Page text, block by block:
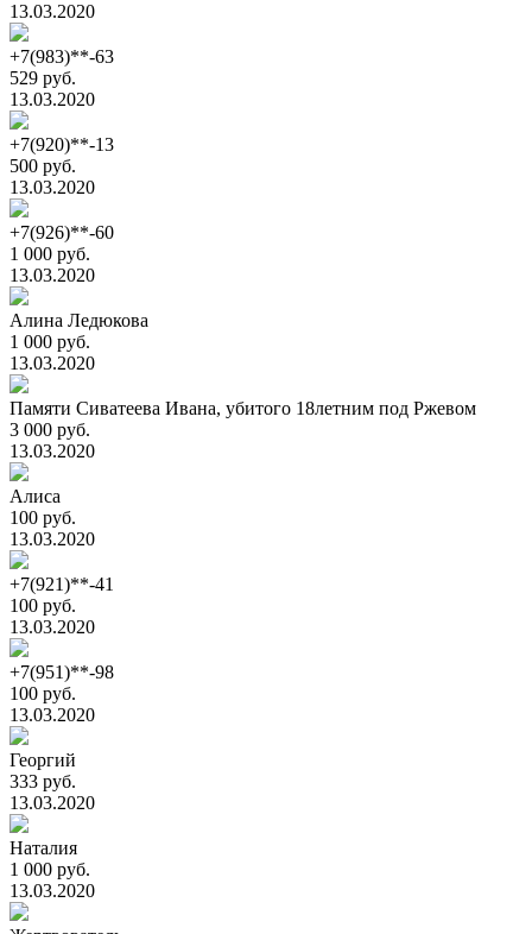
13.03.2020
+7(983)**-63
529 руб.
13.03.2020
+7(920)**-13
500 руб.
13.03.2020
+7(926)**-60
1 000 руб.
13.03.2020
Алина Ледюкова
1 000 руб.
13.03.2020
Памяти Сиватеева Ивана, убитого 18летним под Ржевом
3 000 руб.
13.03.2020
Алиса
100 руб.
13.03.2020
+7(921)**-41
100 руб.
13.03.2020
+7(951)**-98
100 руб.
13.03.2020
Георгий
333 руб.
13.03.2020
Наталия
1 000 руб.
13.03.2020